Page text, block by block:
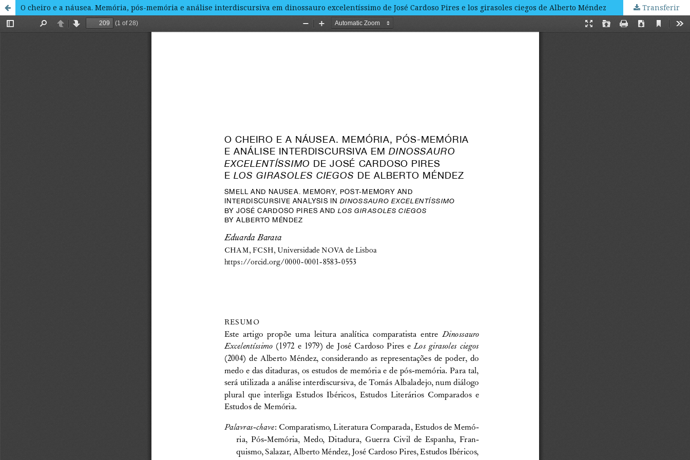
O cheiro e a náusea. Memória, pós-memória e análise interdiscursiva em dinossauro excelentíssimo de José Cardoso Pires e los girasoles ciegos de Alberto Méndez Transferir